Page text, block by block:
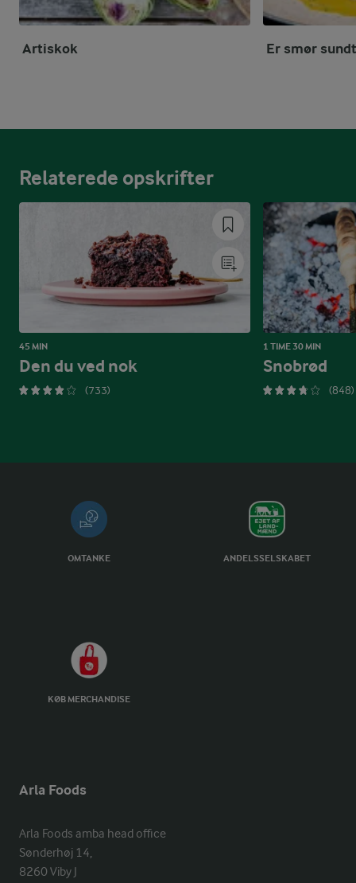
Artiskok Er smør
Relaterede opskrifter
45 MIN
Den du ved nok
(733)
1 TIME 30 MIN
Snobrød
(848)
OMTANKE ANDELSSELSKABET
KØB MERCHANDISE
Arla Foods
Arla Foods amba head office
Sønderhøj 14,
8260 Viby J